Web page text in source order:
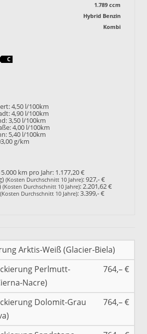
1.789 ccm
Hybrid Benzin
Kombi
4,50 l/100km
4,90 l/100km
3,50 l/100km
4,00 l/100km
5,40 l/100km
g/km
km pro Jahr: 1.177,20 €
(Kosten Durchschnitt 10 Jahre):927,- €
(Kosten Durchschnitt 10 Jahre):2.201,62 €
(Kosten Durchschnitt 10 Jahre):3.399,- €
Arktis-Weiß (Glacier-Biela)
Perlmutt-
Nacre)
764,– €
Dolomit-Grau
764,– €